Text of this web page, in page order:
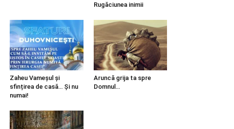
Rugăciunea inimii
Zaheu Vameșul și
sfințirea de casă… Și nu
numai!
Aruncă grija ta spre
Domnul…